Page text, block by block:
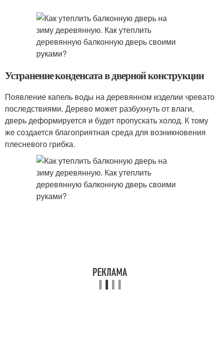
Устранение конденсата в дверной конструкции
Появление капель воды на деревянном изделии чревато
последствиями. Дерево может разбухнуть от влаги,
дверь деформируется и будет пропускать холод. К тому
же создается благоприятная среда для возникновения
плесневого грибка.